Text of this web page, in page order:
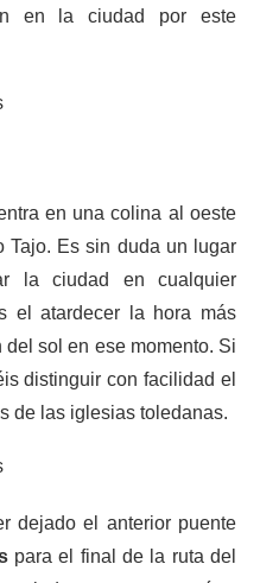
en la ciudad por este
en una colina al oeste
Tajo. Es sin duda un lugar
la ciudad en cualquier
el atardecer la hora más
sol en ese momento. Si
distinguir con facilidad el
de las iglesias toledanas.
dejado el anterior puente
para el final de la ruta del